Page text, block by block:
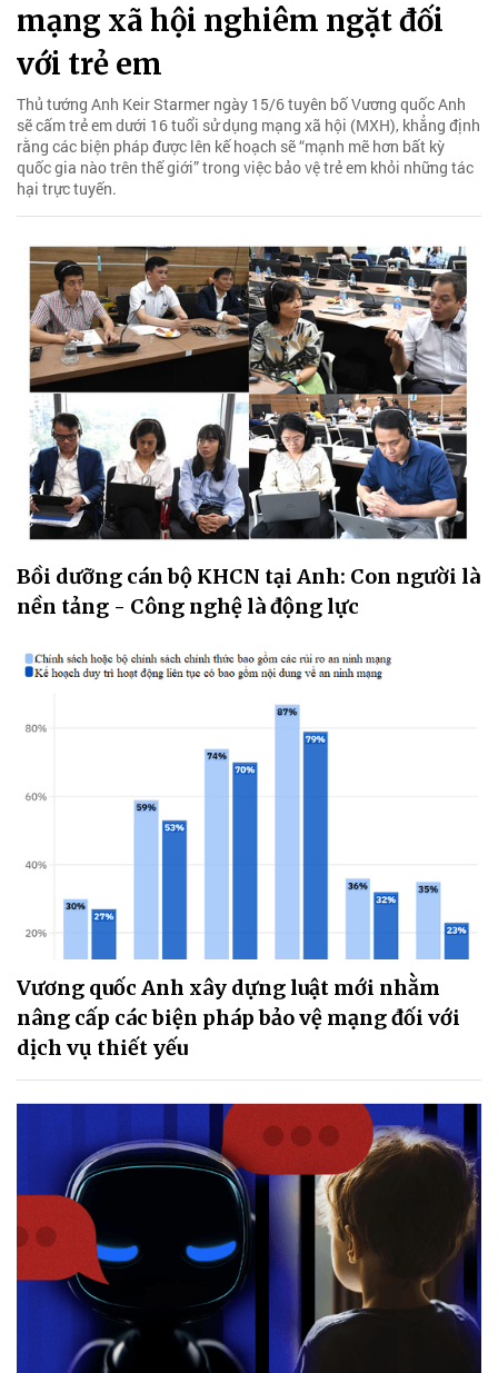
mạng xã hội nghiêm ngặt đối
với trẻ em
Thủ tướng Anh Keir Starmer ngày 15/6 tuyên bố Vương quốc Anh
sẽ cấm trẻ em dưới 16 tuổi sử dụng mạng xã hội (MXH), khẳng định
rằng các biện pháp được lên kế hoạch sẽ “mạnh mẽ hơn bất kỳ
quốc gia nào trên thế giới” trong việc bảo vệ trẻ em khỏi những tác
hại trực tuyến.
Bồi dưỡng cán bộ KHCN tại Anh: Con người là
nền tảng - Công nghệ là động lực
Vương quốc Anh xây dựng luật mới nhằm
nâng cấp các biện pháp bảo vệ mạng đối với
dịch vụ thiết yếu